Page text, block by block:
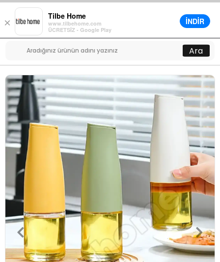
×
Tilbe Home
www.tilbehome.com
ÜCRETSİZ - Google Play
İNDİR
Menü
0
Ara